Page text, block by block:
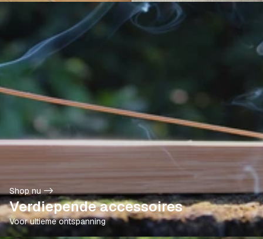
Shop nu ->
Verdiepende accessoires
Voor ultieme ontspanning